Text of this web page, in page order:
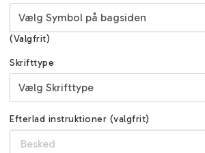
(Valgfrit)
Skrifttype
Efterlad instruktioner (valgfrit)